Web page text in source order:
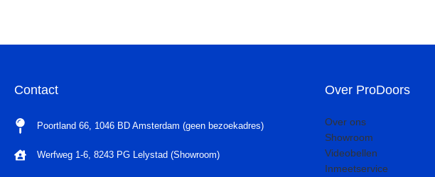
Contact
Poortland 66, 1046 BD Amsterdam (geen bezoekadres)
Werfweg 1-6, 8243 PG Lelystad (Showroom)
Over ProDoors
Over ons
Showroom
Videobellen
Inmeetservice